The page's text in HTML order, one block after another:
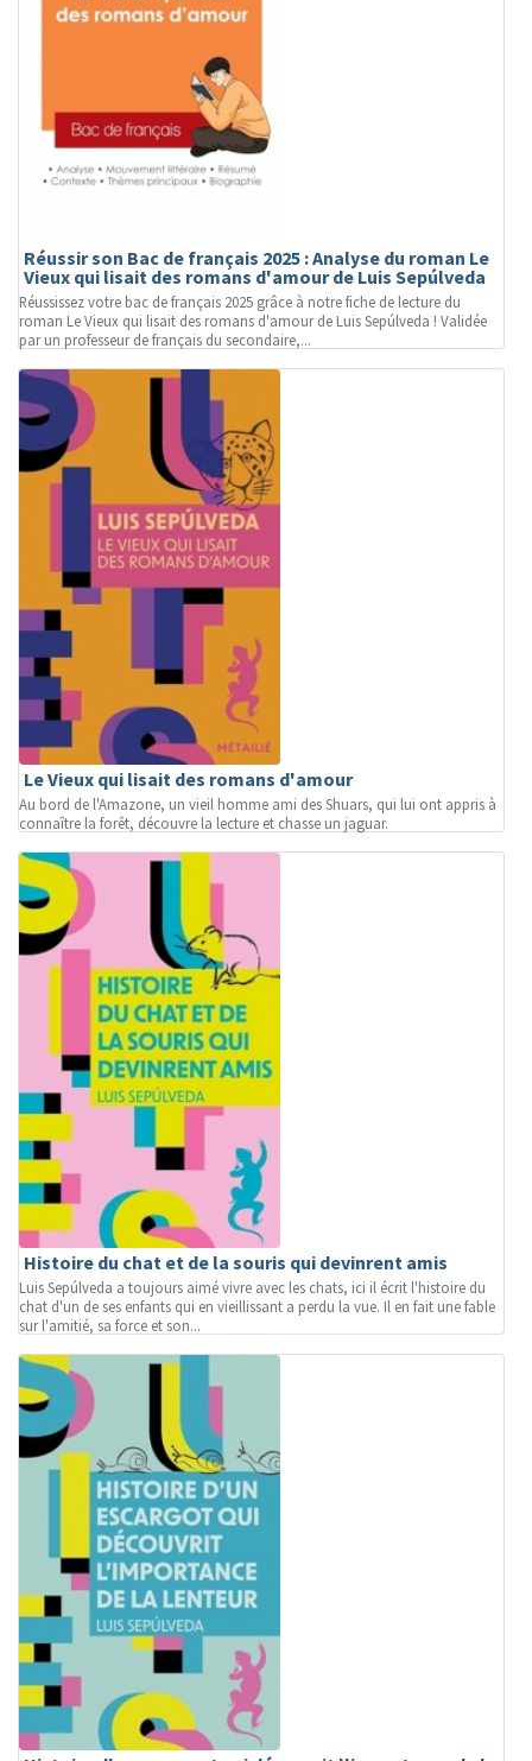
Réussir son Bac de français 2025 : Analyse du roman Le
Vieux qui lisait des romans d'amour de Luis Sepúlveda
Réussissez votre bac de français 2025 grâce à notre fiche de lecture du
roman Le Vieux qui lisait des romans d'amour de Luis Sepúlveda ! Validée
par un professeur de français du secondaire,...
Le Vieux qui lisait des romans d'amour
Au bord de l'Amazone, un vieil homme ami des Shuars, qui lui ont appris à
connaître la forêt, découvre la lecture et chasse un jaguar.
Histoire du chat et de la souris qui devinrent amis
Luis Sepúlveda a toujours aimé vivre avec les chats, ici il écrit l'histoire du
chat d'un de ses enfants qui en vieillissant a perdu la vue. Il en fait une fable
sur l'amitié, sa force et son...